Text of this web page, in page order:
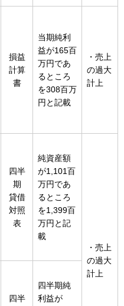
損益
計算
書
当期純利
益が165百
万円であ
るところ
を308百万
円と記載
・売上
の過大
計上
四半
期
貸借
対照
表
純資産額
が1,101百
万円であ
るところ
を1,399百
万円と記
載
・売上
の過大
計上
四半
四半期純
利益が